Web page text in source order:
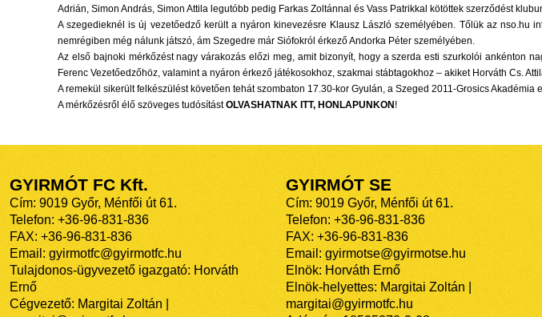
Adrián, Simon András, Simon Attila legutóbb pedig Farkas Zoltánnal és Vass Patrikkal kötöttek szerződést
A szegedieknél is új vezetőedző került a nyáron kinevezésre Klausz László személyében. Tőlük az
nemrégiben még nálunk játszó, ám Szegedre már Siófokról érkező Andorka Péter személyében.
Az első bajnoki mérkőzést nagy várakozás előzi meg, amit bizonyít, hogy a szerda esti szurkolói ankénton
Ferenc Vezetőedzőhöz, valamint a nyáron érkező játékosokhoz, szakmai stábtagokhoz – akiket Horváth Cs.
A remekül sikerült felkészülést követően tehát szombaton 17.30-kor Gyulán, a Szeged 2011-Grosics Akadémia
A mérkőzésről élő szöveges tudósítástOLVASHATNAK ITT, HONLAPUNKON !
GYIRMÓT FC Kft.
Cím: 9019 Győr, Ménfői út 61.
Telefon: +36-96-831-836
FAX: +36-96-831-836
Email: gyirmotfc@gyirmotfc.hu
Tulajdonos-ügyvezető igazgató: Horváth
Ernő
Cégvezető: Margitai Zoltán |
GYIRMÓT SE
Cím: 9019 Győr, Ménfői út 61.
Telefon: +36-96-831-836
FAX: +36-96-831-836
Email: gyirmotse@gyirmotse.hu
Elnök: Horváth Ernő
Elnök-helyettes: Margitai Zoltán |
margitai@gyirmotfc.hu